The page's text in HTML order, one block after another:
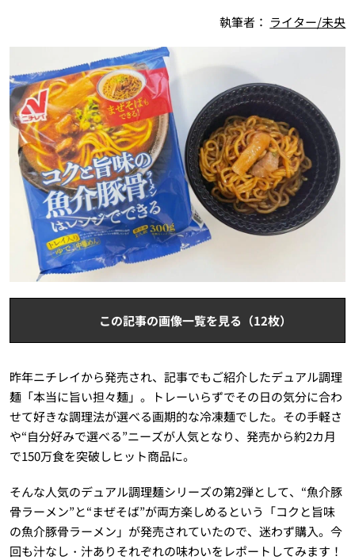
執筆者： ライター/未央
この記事の画像一覧を見る（12枚）
昨年ニチレイから発売され、記事でもご紹介したデュアル調理
麺「本当に旨い担々麺」。トレーいらずでその日の気分に合わ
せて好きな調理法が選べる画期的な冷凍麺でした。その手軽さ
や“自分好みで選べる”ニーズが人気となり、発売から約2カ月
で150万食を突破しヒット商品に。
そんな人気のデュアル調理麺シリーズの第2弾として、“魚介豚
骨ラーメン”と“まぜそば”が両方楽しめるという「コクと旨味
の魚介豚骨ラーメン」が発売されていたので、迷わず購入。今
回も汁なし・汁ありそれぞれの味わいをレポートしてみます！